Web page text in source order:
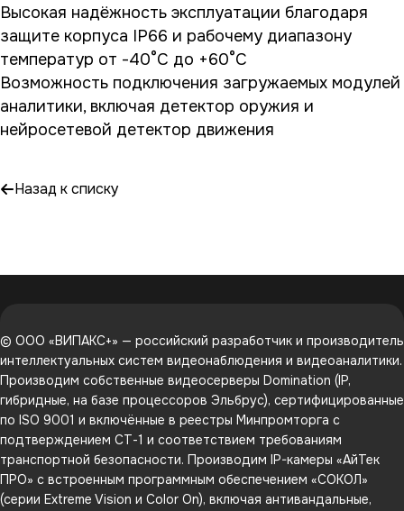
Высокая надёжность эксплуатации благодаря
защите корпуса IP66 и рабочему диапазону
температур от -40°C до +60°C
Возможность подключения загружаемых модулей
аналитики, включая детектор оружия и
нейросетевой детектор движения
Назад к списку
© ООО «ВИПАКС+» — российский разработчик и производитель
интеллектуальных систем видеонаблюдения и видеоаналитики.
Производим собственные видеосерверы Domination (IP,
гибридные, на базе процессоров Эльбрус), сертифицированные
по ISO 9001 и включённые в реестры Минпромторга с
подтверждением СТ-1 и соответствием требованиям
транспортной безопасности. Производим IP-камеры «АйТек
ПРО» с встроенным программным обеспечением «СОКОЛ»
(серии Extreme Vision и Color On), включая антивандальные,